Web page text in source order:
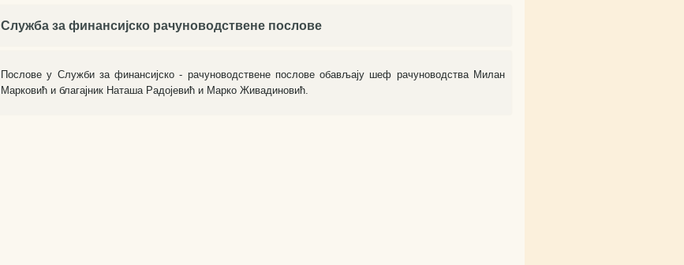
Служба за финансијско рачуноводствене послове
Послове у Служби за финансијско - рачуноводствене послове обављају шеф рачуноводства Милан
Марковић и благајник Наташа Радојевић и Марко Живадиновић.